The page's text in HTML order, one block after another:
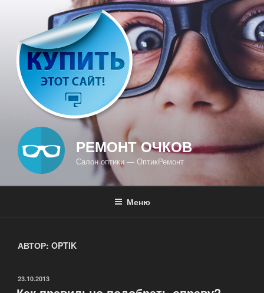
содержимому
РЕМОНТ ОЧКОВ
Салон оптики — ОптикРемонт
Меню
АВТОР: OPTIK
ОПУБЛИКОВАНО
23.10.2013